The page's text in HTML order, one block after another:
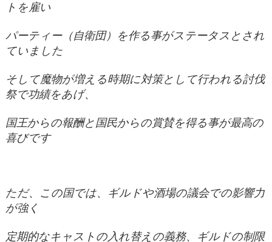
トを雇い
パーティー（自衛団）を作る事がステータスとされ
ていました
そして魔物が増える時期に対策として行われる討伐
祭で功績をあげ、
国王からの報酬と国民からの賞賛を得る事が最高の
喜びです
ただ、この国では、ギルドや酒場の議会での影響力
が強く
定期的なキャストの入れ替えの義務、ギルドの制限